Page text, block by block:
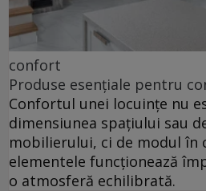
confort
Produse esențiale pentru
Confortul unei locuințe nu
dimensiunea spațiului sau
mobilierului, ci de modul în
elementele funcționează
o atmosferă echilibrată.